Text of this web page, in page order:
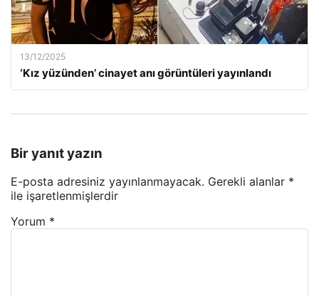
13/12/2025
‘Kız yüzünden’ cinayet anı görüntüleri yayınlandı
Bir yanıt yazın
E-posta adresiniz yayınlanmayacak. Gerekli alanlar *
ile işaretlenmişlerdir
Yorum *